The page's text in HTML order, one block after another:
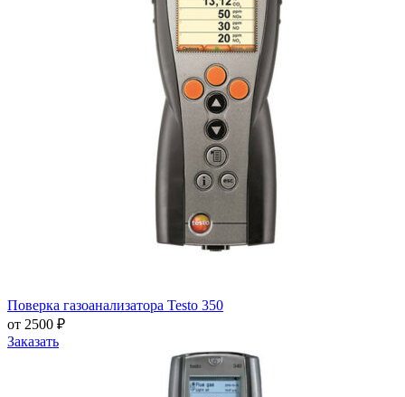
Поверка газоанализатора Testo 350
от 2500 ₽
Заказать